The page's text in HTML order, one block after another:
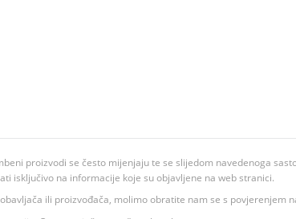
proizvodi se često mijenjaju te se slijedom navedenoga
isključivo na informacije koje su objavljene na web stranici.
ili proizvođača, molimo obratite nam se s povjerenjem